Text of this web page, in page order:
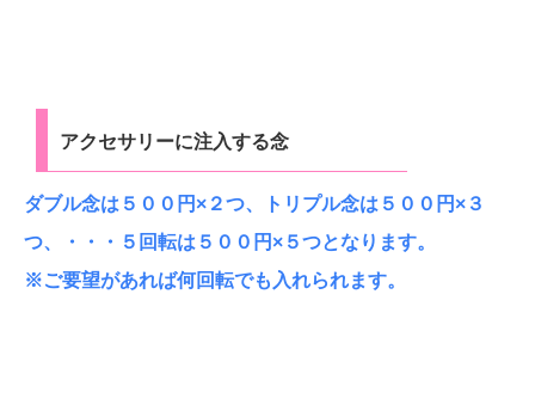
アクセサリーに注入する念
ダブル念は５００円×２つ、トリプル念は５００円×３
つ、・・・５回転は５００円×５つとなります。
※ご要望があれば何回転でも入れられます。